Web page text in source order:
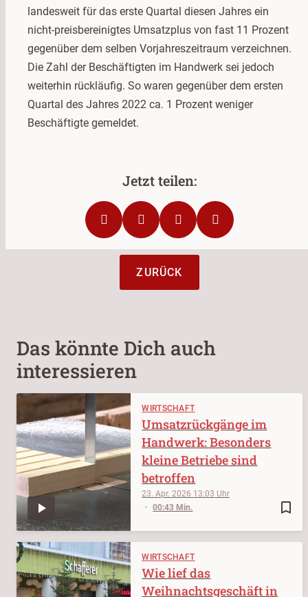
landesweit für das erste Quartal diesen Jahres ein
nicht-preisbereinigtes Umsatzplus von fast 11 Prozent
gegenüber dem selben Vorjahreszeitraum verzeichnen.
Die Zahl der Beschäftigten im Handwerk sei jedoch
weiterhin rückläufig. So waren gegenüber dem ersten
Quartal des Jahres 2022 ca. 1 Prozent weniger
Beschäftigte gemeldet.
ZURÜCK
Das könnte Dich auch
interessieren
WIRTSCHAFT
bookmark_border
23. Apr. 2026 13:03
00:43 Min.
Umsatzrückgänge im
Handwerk: Besonders
kleine Betriebe sind
betroffen
WIRTSCHAFT
Wie lief das
Weihnachtsgeschäft in